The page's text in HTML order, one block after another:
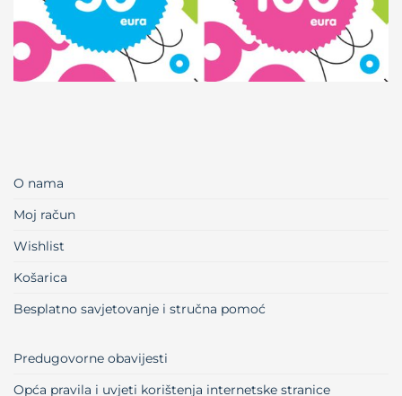
O nama
Moj račun
Wishlist
Košarica
Besplatno savjetovanje i stručna pomoć
Predugovorne obavijesti
Opća pravila i uvjeti korištenja internetske stranice